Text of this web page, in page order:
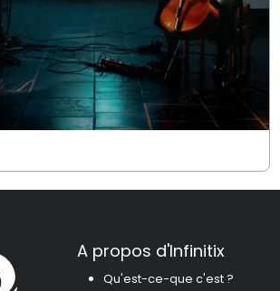
A propos d'Infinitix
Qu'est-ce-que c'est ?